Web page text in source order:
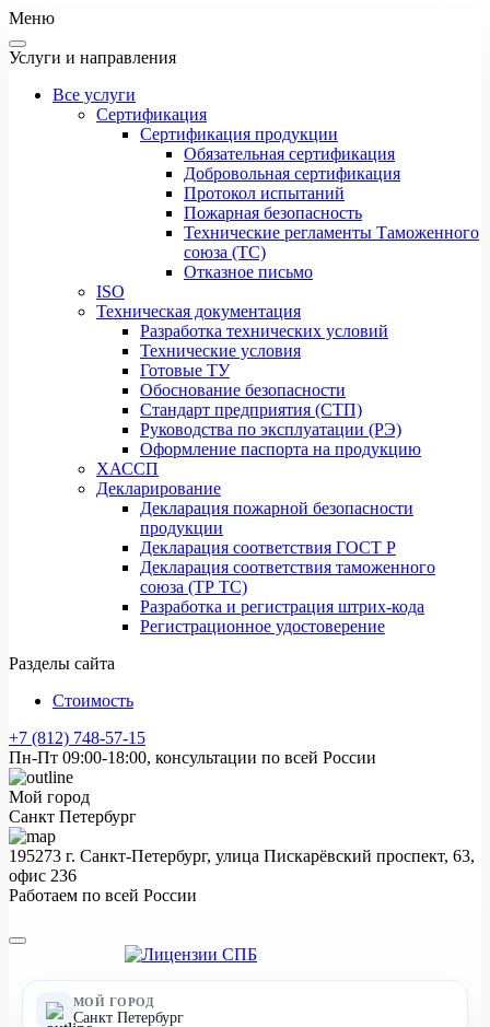
Меню
Услуги и направления
Все услуги
Сертификация
Сертификация продукции
Обязательная сертификация
Добровольная сертификация
Протокол испытаний
Пожарная безопасность
Технические регламенты Таможенного
союза (ТС)
Отказное письмо
ISO
Техническая документация
Разработка технических условий
Технические условия
Готовые ТУ
Обоснование безопасности
Стандарт предприятия (СТП)
Руководства по эксплуатации (РЭ)
Оформление паспорта на продукцию
ХАССП
Декларирование
Декларация пожарной безопасности
продукции
Декларация соответствия ГОСТ Р
Декларация соответствия таможенного
союза (ТР ТС)
Разработка и регистрация штрих-кода
Регистрационное удостоверение
Разделы сайта
Стоимость
+7 (812) 748-57-15
Пн-Пт 09:00-18:00, консультации по всей России
Мой город
Санкт Петербург
195273 г. Санкт-Петербург, улица Пискарёвский проспект, 63,
офис 236
Работаем по всей России
МОЙ ГОРОД
Санкт Петербург